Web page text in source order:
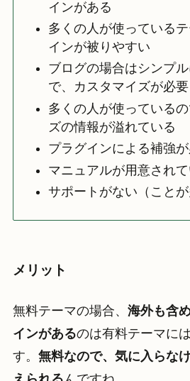
インがある
多くの人が使っている
インが被りやすい
ブログの場合はシンプ
で、カスタマイズが必要
多くの人が使っている
ズの情報が溢れている
プラグインによる補強
マニュアルが用意され
サポートがない（ことが
メリット
無料テーマの場合、 海外も含
インがあるのは有料テーマに
す。 無料なので、気に入らな